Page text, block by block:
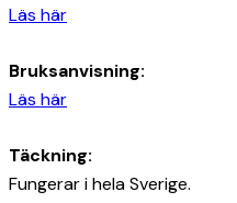
Läs här
Bruksanvisning:
Läs här
Täckning:
Fungerar i hela Sverige.